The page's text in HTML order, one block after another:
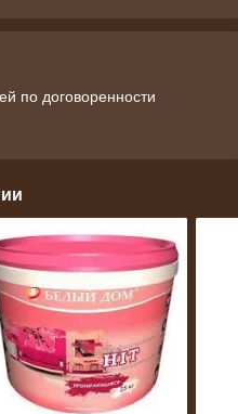
по договоренности